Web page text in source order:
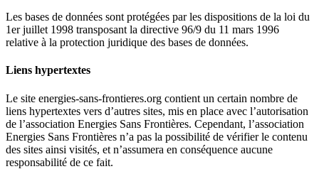
Les bases de données sont protégées par les dispositions de la loi du
1er juillet 1998 transposant la directive 96/9 du 11 mars 1996
relative à la protection juridique des bases de données.
Liens hypertextes
Le site energies-sans-frontieres.org contient un certain nombre de
liens hypertextes vers d’autres sites, mis en place avec l’autorisation
de l’association Energies Sans Frontières. Cependant, l’association
Energies Sans Frontières n’a pas la possibilité de vérifier le contenu
des sites ainsi visités, et n’assumera en conséquence aucune
responsabilité de ce fait.